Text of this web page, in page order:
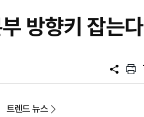
방향키 잡는다
공
프
트
트렌드 뉴스